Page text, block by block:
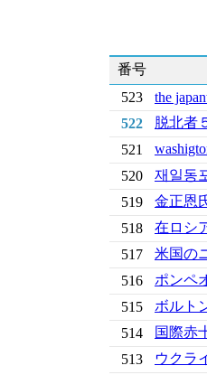
番号
523
the
522
脱北者
521
520
재일동
519
金正恩
518
在ロシ
517
米国の
516
ポンペ
515
ボルト
514
国際赤
513
ウクラ